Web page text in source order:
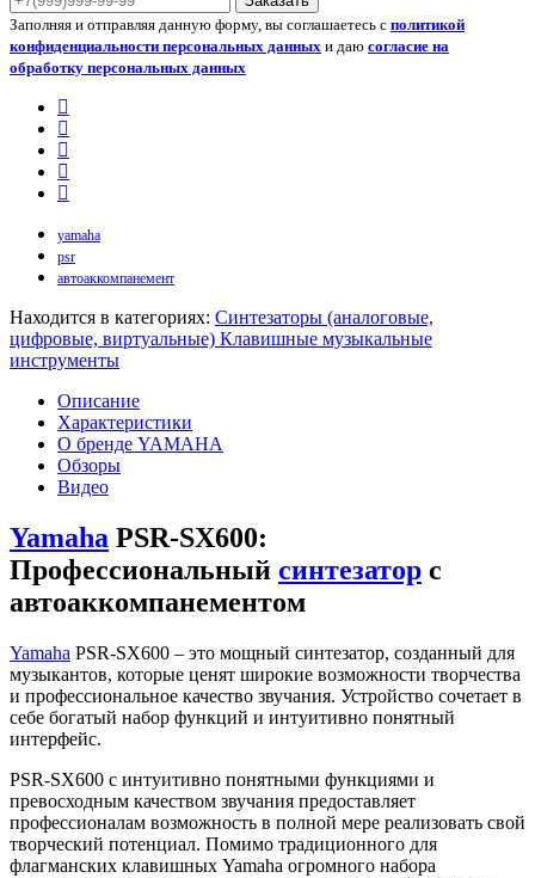
Заполняя и отправляя данную форму, вы соглашаетесь с политикой
конфиденциальности персональных данных и даю согласие на
обработку персональных данных
yamaha
psr
автоаккомпанемент
Находится в категориях: Синтезаторы (аналоговые,
цифровые, виртуальные) Клавишные музыкальные
инструменты
Описание
Характеристики
О бренде YAMAHA
Обзоры
Видео
Yamaha PSR-SX600:
Профессиональный синтезатор с
автоаккомпанементом
Yamaha PSR-SX600 – это мощный синтезатор, созданный для
музыкантов, которые ценят широкие возможности творчества
и профессиональное качество звучания. Устройство сочетает в
себе богатый набор функций и интуитивно понятный
интерфейс.
PSR-SX600 с интуитивно понятными функциями и
превосходным качеством звучания предоставляет
профессионалам возможность в полной мере реализовать свой
творческий потенциал. Помимо традиционного для
флагманских клавишных Yamaha огромного набора